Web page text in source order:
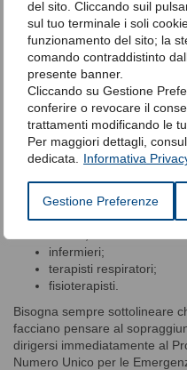
del sito. Cliccando suil
sul tuo terminale i soli
funzionamento del sito; la
comando contraddistinto
presente banner.
Cliccando su Gestione
conferire o revocare il
trattamenti modificando le
Per maggiori dettagli,
dedicata.
Informativa
Gestione Preferenze
I rimedi per l’ipercapnia
dalla gravità del disturbo.
Leopzioni di cura
ossigenoterapia;
ventilazione meccanica;
somministrazione di
gestione delle
infermieri;
terapisti respiratori;
fisioterapisti.
Bisogna sempre sottolineare
facciano pensare al
dirigersi immediatamente al
Numero Unico per le